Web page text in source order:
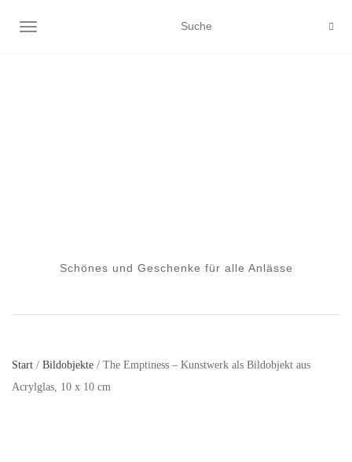
NAVIGATION EIN-/AUSSCHALTEN
Schönes und Geschenke für alle Anlässe
Start / Bildobjekte / The Emptiness – Kunstwerk als Bildobjekt aus
Acrylglas, 10 x 10 cm